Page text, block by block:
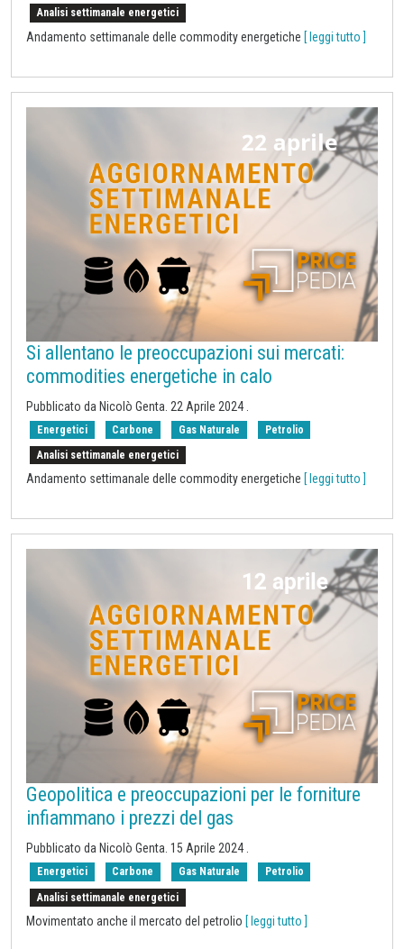
Analisi settimanale energetici
Andamento settimanale delle commodity energetiche [ leggi tutto ]
Si allentano le preoccupazioni sui mercati:
commodities energetiche in calo
Pubblicato da Nicolò Genta. 22 Aprile 2024
Energetici Carbone Gas Naturale Petrolio
Analisi settimanale energetici
Andamento settimanale delle commodity energetiche [ leggi tutto ]
Geopolitica e preoccupazioni per le forniture
infiammano i prezzi del gas
Pubblicato da Nicolò Genta. 15 Aprile 2024.
Energetici Carbone Gas Naturale Petrolio
Analisi settimanale energetici
Movimentato anche il mercato del petrolio [ leggi tutto ]